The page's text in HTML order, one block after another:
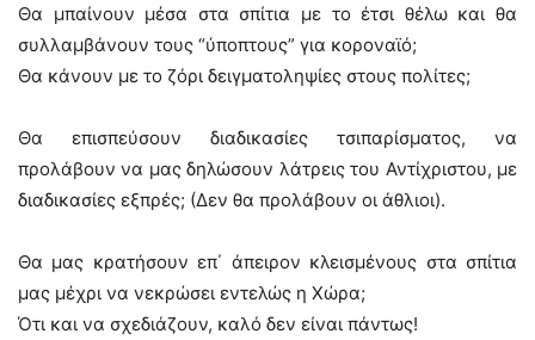
Θα μπαίνουν μέσα στα σπίτια με το έτσι θέλω και θα
συλλαμβάνουν τους “ύποπτους” για κοροναϊό;
Θα κάνουν με το ζόρι δειγματοληψίες στους πολίτες;
Θα επισπεύσουν διαδικασίες τσιπαρίσματος, να
προλάβουν να μας δηλώσουν λάτρεις του Αντίχριστου, με
διαδικασίες εξπρές; (Δεν θα προλάβουν οι άθλιοι).
Θα μας κρατήσουν επ΄ άπειρον κλεισμένους στα σπίτια
μας μέχρι να νεκρώσει εντελώς η Χώρα;
Ότι και να σχεδιάζουν, καλό δεν είναι πάντως!